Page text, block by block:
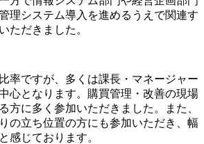
理システム導入を進めるうえで関連す
ただきました。
率ですが、多くは課長・マネージャー
心となります。購買管理・改善の現場
方に多く参加いただきました。また、
の立ち位置の方にも参加いただき、幅
感じております。